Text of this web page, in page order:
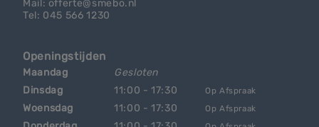
Mail: offerte@smebo.nl
Tel: 045 566 1230
Openingstijden
Maandag
Gesloten
Dinsdag
11:00 - 17:30 Op Afspraak
Woensdag 11:00 - 17:30 Op Afspraak